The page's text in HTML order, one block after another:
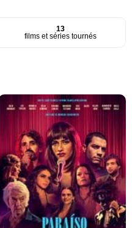
13
films et séries tournés